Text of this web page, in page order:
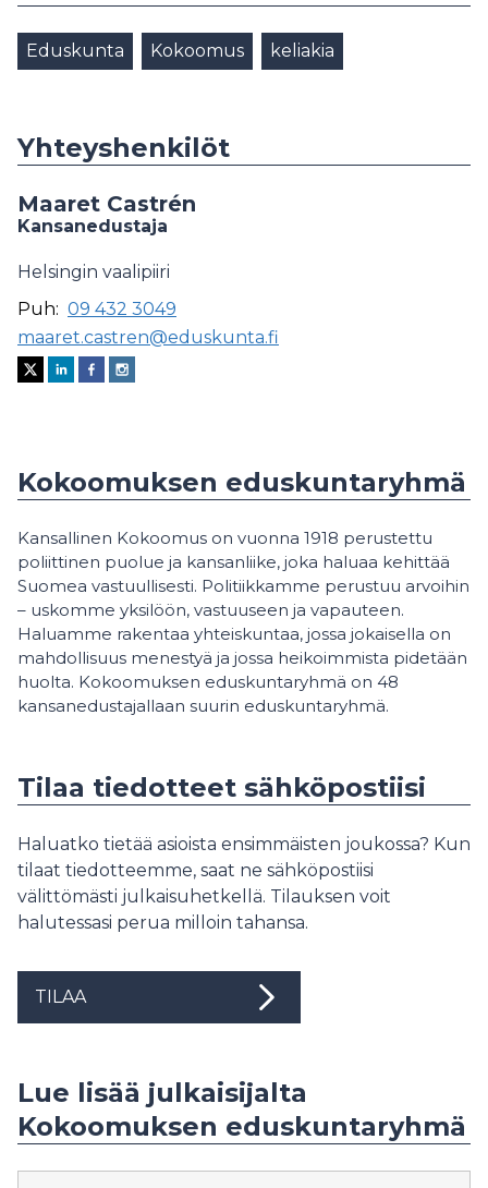
Eduskunta Kokoomus keliakia
Yhteyshenkilöt
Maaret Castrén
Kansanedustaja
Helsingin vaalipiiri
Puh: 09 432 3049
maaret.castren@eduskunta.fi
Kokoomuksen eduskuntaryhmä
Kansallinen Kokoomus on vuonna 1918 perustettu
poliittinen puolue ja kansanliike, joka haluaa kehittää
Suomea vastuullisesti. Politiikkamme perustuu arvoihin
– uskomme yksilöön, vastuuseen ja vapauteen.
Haluamme rakentaa yhteiskuntaa, jossa jokaisella on
mahdollisuus menestyä ja jossa heikoimmista pidetään
huolta. Kokoomuksen eduskuntaryhmä on 48
kansanedustajallaan suurin eduskuntaryhmä.
Tilaa tiedotteet sähköpostiisi
Haluatko tietää asioista ensimmäisten joukossa? Kun
tilaat tiedotteemme, saat ne sähköpostiisi
välittömästi julkaisuhetkellä. Tilauksen voit
halutessasi perua milloin tahansa.
TILAA
Lue lisää julkaisijalta
Kokoomuksen eduskuntaryhmä